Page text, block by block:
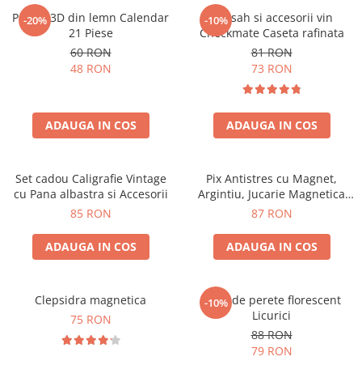
-20%
Puzzle 3D din lemn Calendar
21 Piese
60 RON
48 RON
ADAUGA IN COS
-10%
Set sah si accesorii vin
Checkmate Caseta rafinata
81 RON
73 RON
ADAUGA IN COS
Set cadou Caligrafie Vintage
cu Pana albastra si Accesorii
85 RON
ADAUGA IN COS
Pix Antistres cu Magnet,
Argintiu, Jucarie Magnetica
pentru Birou
87 RON
ADAUGA IN COS
Clepsidra magnetica
75 RON
-10%
Ceas de perete florescent
Licurici
88 RON
79 RON